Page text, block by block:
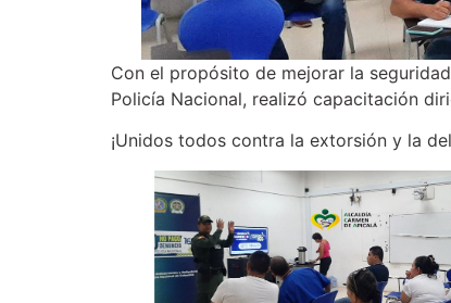
Con el propósito de mejorar la
Policía Nacional, realizó capacitación
¡Unidos todos contra la extorsión y la